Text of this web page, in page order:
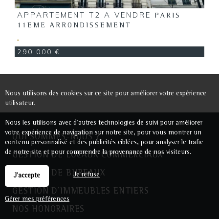
APPARTEMENT T2 A VENDRE
PARIS
11EME ARRONDISSEMENT
290 000 €
QUI SOMMES-NOUS ?
GESTION DE LOCAUX COMMERCIAUX
GESTION DE BUREAUX
GESTION D'IMMEUBLES ENTIERS
NOS HONORAIRES
Nous utilisons des cookies sur ce site pour améliorer votre expérience
utilisateur.
Nous les utilisons avec d'autres technologies de suivi pour améliorer
votre expérience de navigation sur notre site, pour vous montrer un
contenu personnalisé et des publicités ciblées, pour analyser le trafic
de notre site et pour comprendre la provenance de nos visiteurs.
J'accepte Je refuse
Gérer mes préférences